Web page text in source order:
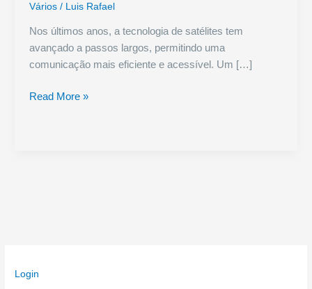
Vários/ Luis Rafael
Nos últimos anos, a tecnologia de satélites tem
avançado a passos largos, permitindo uma
comunicação mais eficiente e acessível. Um […]
SatNOGS:
e
Read More »
Login